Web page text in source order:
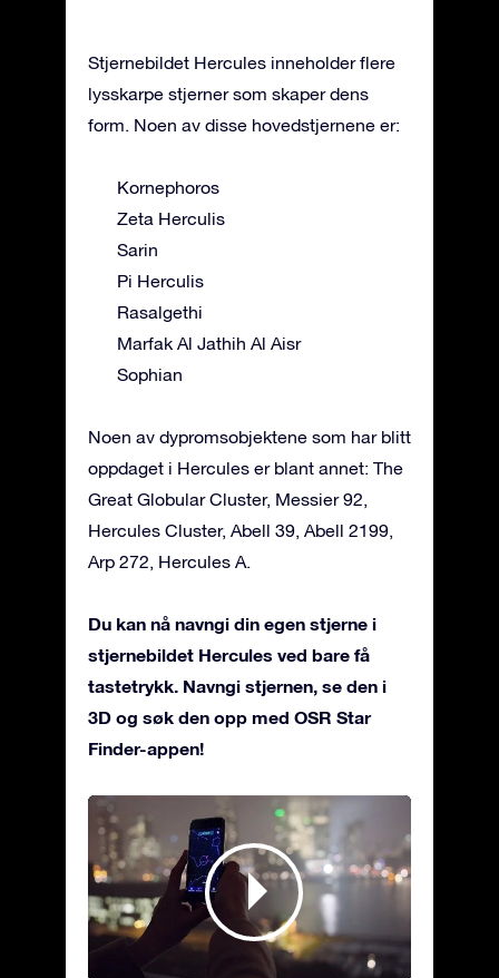
Stjernebildet Hercules inneholder flere
lysskarpe stjerner som skaper dens
form. Noen av disse hovedstjernene er:
Kornephoros
Zeta Herculis
Sarin
Pi Herculis
Rasalgethi
Marfak Al Jathih Al Aisr
Sophian
Noen av dypromsobjektene som har blitt
oppdaget i Hercules er blant annet: The
Great Globular Cluster, Messier 92,
Hercules Cluster, Abell 39, Abell 2199,
Arp 272, Hercules A.
Du kan nå navngi din egen stjerne i
stjernebildet Hercules ved bare få
tastetrykk. Navngi stjernen, se den i
3D og søk den opp med OSR Star
Finder-appen!